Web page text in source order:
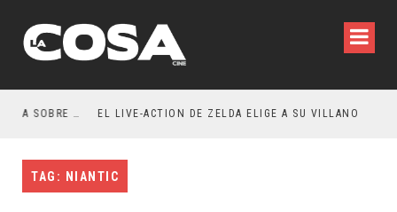
RESEÑA LA INVITACIÓN: OLIVIA WILDE REFLEXIONA SOBRE LA VIDA CONYUGAL EL LIVE-ACTION DE ZELDA ELIGE A SU VILLANO
TAG: NIANTIC